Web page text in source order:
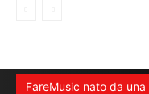
FareMusic nato da